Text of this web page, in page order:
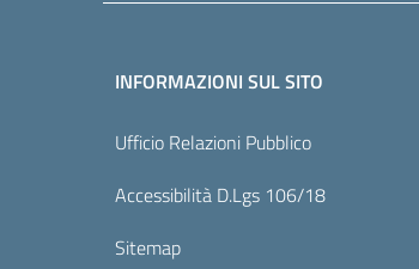
INFORMAZIONI SUL SITO
Ufficio Relazioni Pubblico
Accessibilità D.Lgs 106/18
Sitemap